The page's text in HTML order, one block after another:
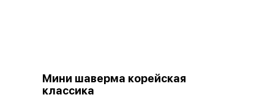
Мини шаверма корейская
классика